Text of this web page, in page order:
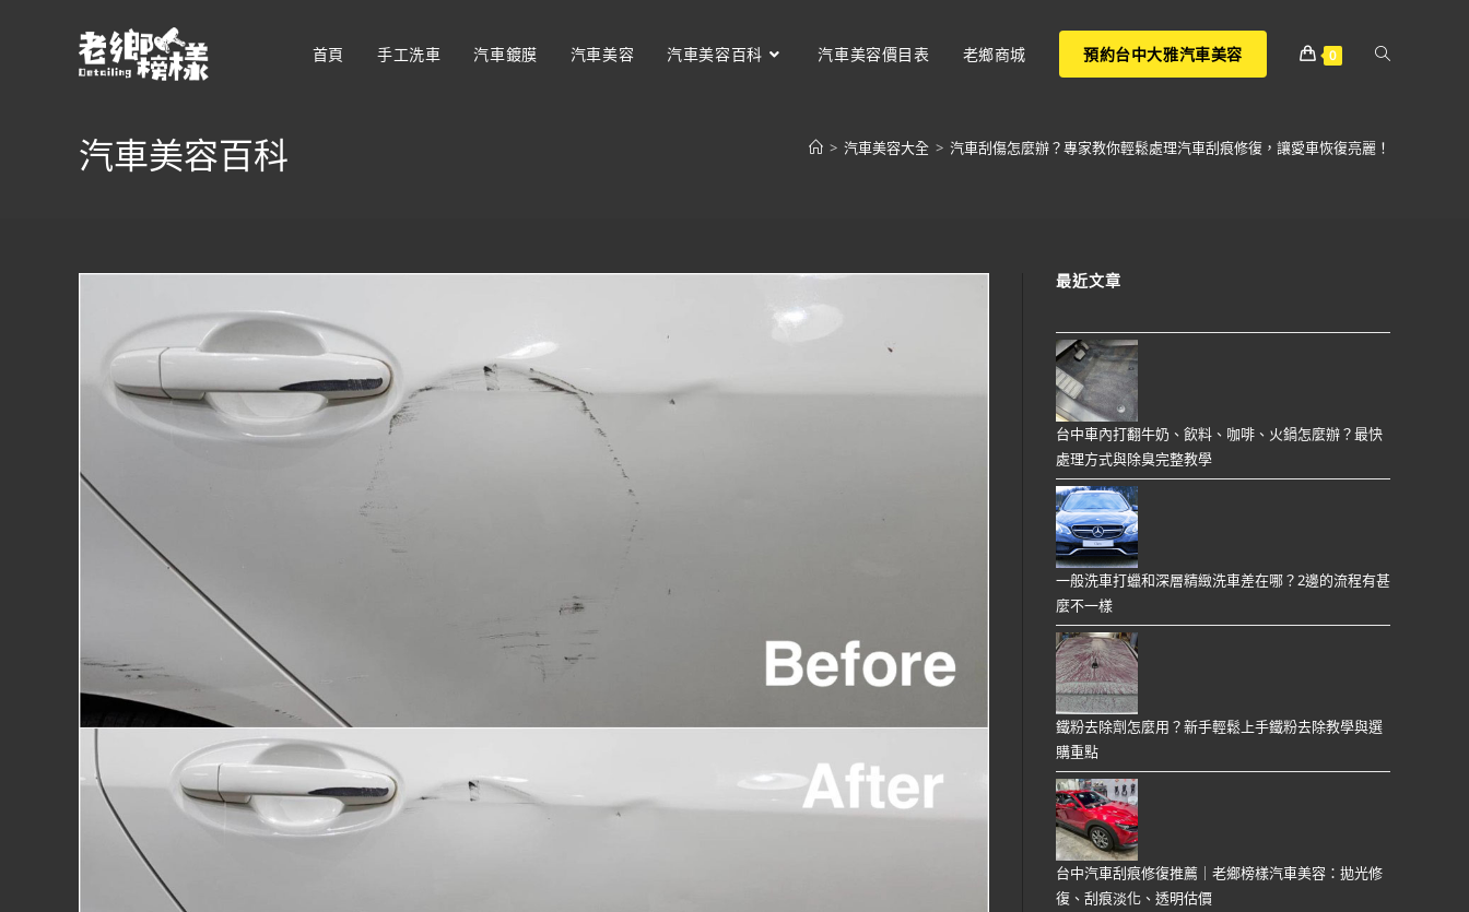
首頁 手工洗車 汽車鍍膜 汽車美容 汽車美容百科 汽車美容價目表 老鄉商城 預約台中大雅汽車美容 0
汽車美容百科 > 汽車美容大全 > 汽車刮傷怎麼辦？專家教你輕鬆處理汽車刮痕修復，讓愛車恢復亮麗！
最近文章
台中車內打翻牛奶、飲料、咖啡、火鍋怎麼辦？最快
處理方式與除臭完整教學
一般洗車打蠟和深層精緻洗車差在哪？2邊的流程有甚
麼不一樣
鐵粉去除劑怎麼用？新手輕鬆上手鐵粉去除教學與選
購重點
台中汽車刮痕修復推薦｜老鄉榜樣汽車美容：拋光修
復、刮痕淡化、透明估價